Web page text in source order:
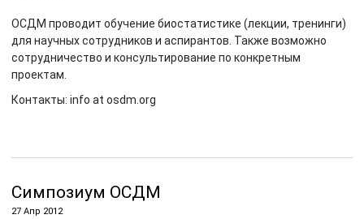
ОСДМ проводит обучение биостатистике (лекции, тренинги)
для научных сотрудников и аспирантов. Также возможно
сотрудничество и консультирование по конкретным
проектам.
Контакты: info at osdm.org
Симпозиум ОСДМ
27 Апр 2012